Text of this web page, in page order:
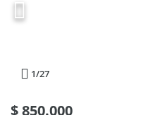
1/27
$850.000